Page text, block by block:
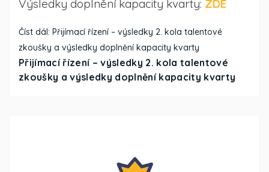
Přijímací řízení – výsledky 2. kola talentové
zkoušky a výsledky doplnění kapacity kvarty
Výsledky doplnění kapacity kvarty: ZDE
Číst dál: Přijímací řízení – výsledky 2. kola talentové
zkoušky a výsledky doplnění kapacity kvarty